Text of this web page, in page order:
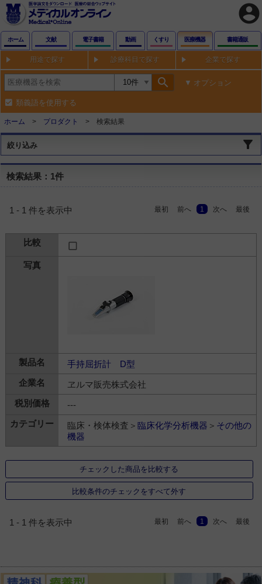
account_circle
ホーム 文献 電子書籍 動画 くすり 医療機器 書籍通販
用途で探す 診療科目で探す 企業で探す
search オプション
類義語を使用する
ホーム プロダクト 検索結果
絞り込み
検索結果：1件
1 - 1 件を表示中 最初 前へ 1 次へ 最後
手持屈折計 D型
ヱルマ販売株式会社
---
臨床・検体検査＞ 臨床化学分析機器 ＞ その他の
機器
チェックした商品を比較する
比較条件のチェックをすべて外す
1 - 1 件を表示中 最初 前へ 1 次へ 最後